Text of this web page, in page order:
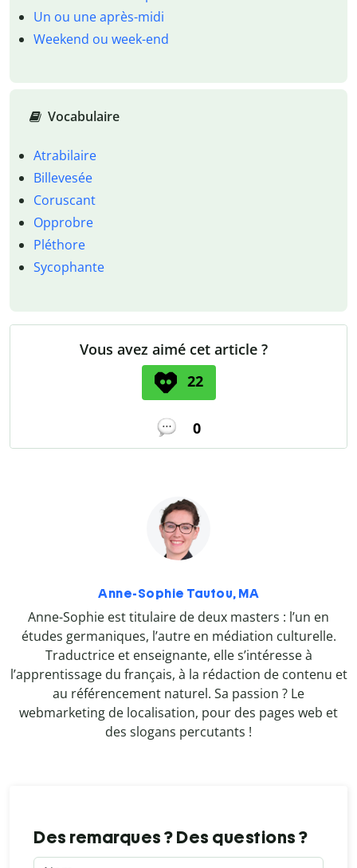
Un ou une après-midi
Weekend ou week-end
Vocabulaire
Atrabilaire
Billevesée
Coruscant
Opprobre
Pléthore
Sycophante
Vous avez aimé cet article ?
22
0
Anne-Sophie Tautou, MA
Anne-Sophie est titulaire de deux masters : l’un en
études germaniques, l’autre en médiation culturelle.
Traductrice et enseignante, elle s’intéresse à
l’apprentissage du français, à la rédaction de contenu et
au référencement naturel. Sa passion ? Le
webmarketing de localisation, pour des pages web et
des slogans percutants !
Des remarques ? Des questions ?